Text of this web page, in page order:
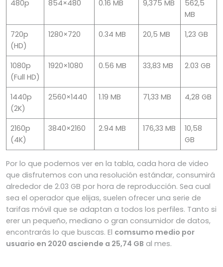
480p 854×480 0.16 MB 9,375 MB
562,5
MB
720p
(HD)
1280×720 0.34 MB 20,5 MB 1,23 GB
1080p
(Full HD)
1920×1080 0.56 MB 33,83 MB 2.03 GB
1440p
(2K)
2560×1440 1.19 MB 71,33 MB 4,28 GB
2160p
(4K)
3840×2160 2.94 MB 176,33 MB
10,58
GB
Por lo que podemos ver en la tabla, cada hora de video
que disfrutemos con una resolución estándar, consumirá
alrededor de 2.03 GB por hora de reproducción. Sea cual
sea el operador que elijas, suelen ofrecer una serie de
tarifas móvil que se adaptan a todos los perfiles. Tanto si
erer un pequeño, mediano o gran consumidor de datos,
encontrarás lo que buscas. El comsumo medio por
usuario en 2020 asciende a 25,74 GB al mes.